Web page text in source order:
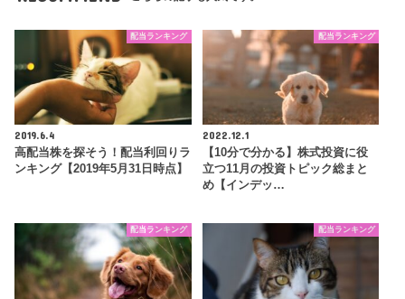
配当ランキング
2019.6.4
高配当株を探そう！配当利回りラ
ンキング【2019年5月31日時点】
配当ランキング
2022.12.1
【10分で分かる】株式投資に役
立つ11月の投資トピック総まと
め【インデッ…
配当ランキング 配当ランキング